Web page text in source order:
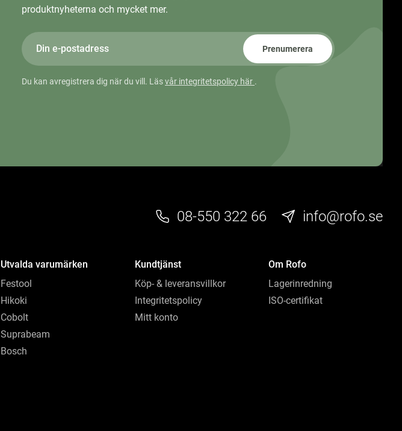
produktnyheterna och mycket mer.
Prenumerera
Du kan avregistrera dig när du vill. Läsvår integritetspolicy här .
08-550 322 66 info@rofo.se
Utvalda varumärken
Festool
Hikoki
Cobolt
Suprabeam
Bosch
Kundtjänst
Köp- & leveransvillkor
Integritetspolicy
Mitt konto
Om Rofo
Lagerinredning
ISO-certifikat